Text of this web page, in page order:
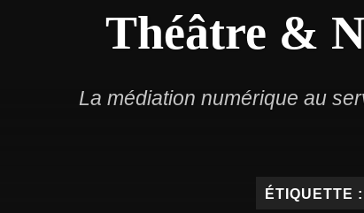
Théâtre &
La médiation numérique au
ÉTIQUETTE :